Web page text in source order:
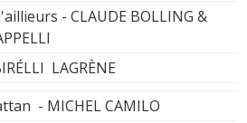
- CLAUDE BOLLING &
LAGRÈNE
- MICHEL CAMILO